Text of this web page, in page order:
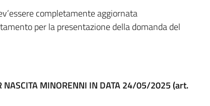
completamente aggiornata
per la presentazione della domanda del
NASCITA MINORENNI IN DATA 24/05/2025 (art.